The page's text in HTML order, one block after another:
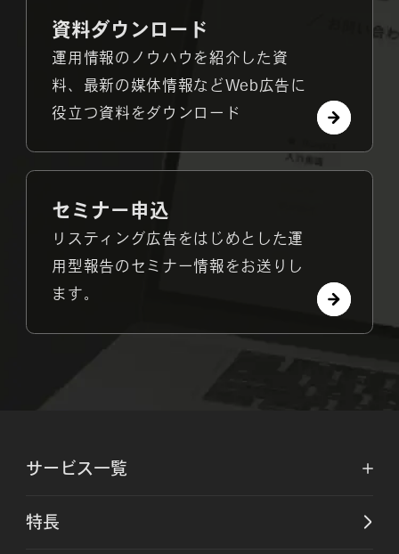
資料ダウンロード
運用情報のノウハウを紹介した資
料、最新の媒体情報などWeb広告に
役立つ資料をダウンロード
セミナー申込
リスティング広告をはじめとした運
用型報告のセミナー情報をお送りし
ます。
サービス一覧
特長